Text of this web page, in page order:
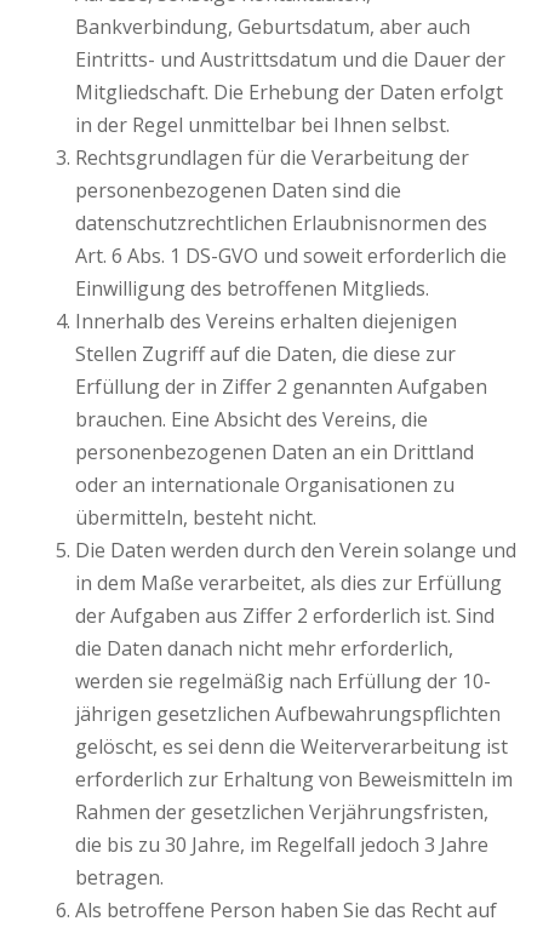
Bankverbindung, Geburtsdatum, aber auch
Eintritts- und Austrittsdatum und die Dauer der
Mitgliedschaft. Die Erhebung der Daten erfolgt
in der Regel unmittelbar bei Ihnen selbst.
Rechtsgrundlagen für die Verarbeitung der
personenbezogenen Daten sind die
datenschutzrechtlichen Erlaubnisnormen des
Art. 6 Abs. 1 DS-GVO und soweit erforderlich die
Einwilligung des betroffenen Mitglieds.
Innerhalb des Vereins erhalten diejenigen
Stellen Zugriff auf die Daten, die diese zur
Erfüllung der in Ziffer 2 genannten Aufgaben
brauchen. Eine Absicht des Vereins, die
personenbezogenen Daten an ein Drittland
oder an internationale Organisationen zu
übermitteln, besteht nicht.
Die Daten werden durch den Verein solange und
in dem Maße verarbeitet, als dies zur Erfüllung
der Aufgaben aus Ziffer 2 erforderlich ist. Sind
die Daten danach nicht mehr erforderlich,
werden sie regelmäßig nach Erfüllung der 10-
jährigen gesetzlichen Aufbewahrungspflichten
gelöscht, es sei denn die Weiterverarbeitung ist
erforderlich zur Erhaltung von Beweismitteln im
Rahmen der gesetzlichen Verjährungsfristen,
die bis zu 30 Jahre, im Regelfall jedoch 3 Jahre
betragen.
Als betroffene Person haben Sie das Recht auf